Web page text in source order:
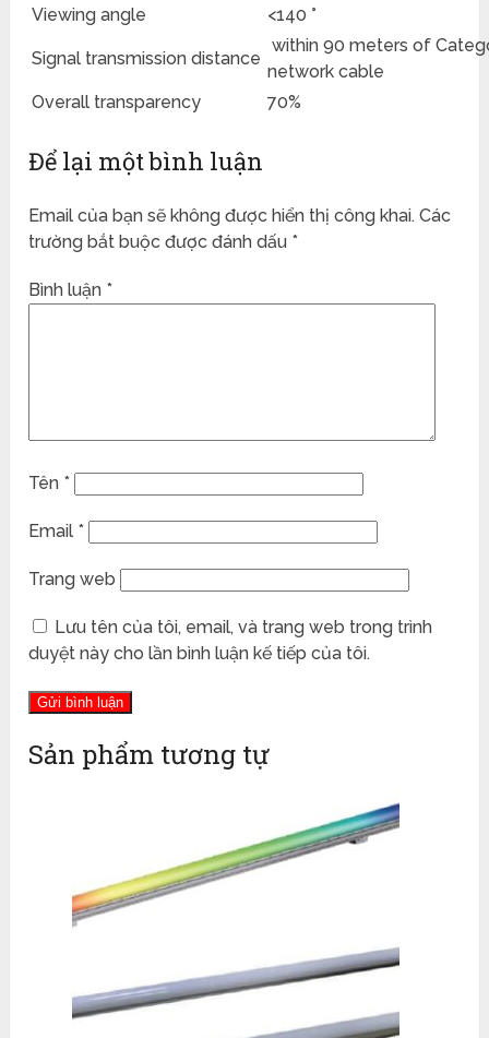
Viewing angle
<140 °
Signal transmission distance
within 90 meters of
network cable
Overall transparency
70%
Để lại một bình luận
Email của bạn sẽ không được hiển thị công khai. Các
trường bắt buộc được đánh dấu *
Bình luận *
Tên *
Email *
Trang web
Lưu tên của tôi, email, và trang web trong trình
duyệt này cho lần bình luận kế tiếp của tôi.
Sản phẩm tương tự